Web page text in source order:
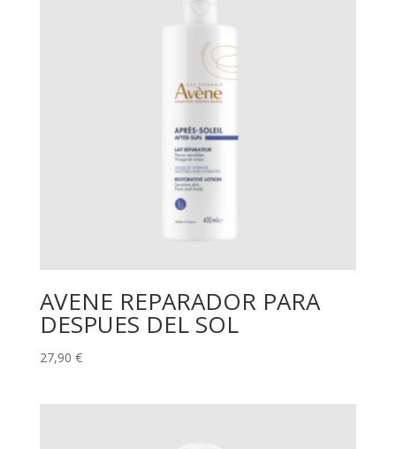
AVENE REPARADOR PARA
DESPUES DEL SOL
27,90 €